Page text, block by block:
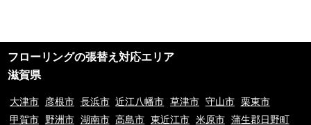
③荒天（大雨・大雪・強風など）の場合は、作業日を変更させていただく場
合もございます。あらかじめご了承下さい。
下見をさせて頂くにあたり下見料として5,500円(税込)を申し受けます。
フローリングの張替え対応エリア
滋賀県
大津市 彦根市 長浜市 近江八幡市 草津市 守山市 栗東市
甲賀市
野洲市 湖南市 高島市 東近江市 米原市 蒲生郡日野町